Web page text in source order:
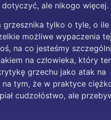
ale nikogo więcej.
grzesznika tylko o tyle, o ile
możliwe wypaczenia tej
na co jesteśmy
na człowieka, który
grzechu jako atak na
tym, że w praktyce
cudzołóstwo, ale